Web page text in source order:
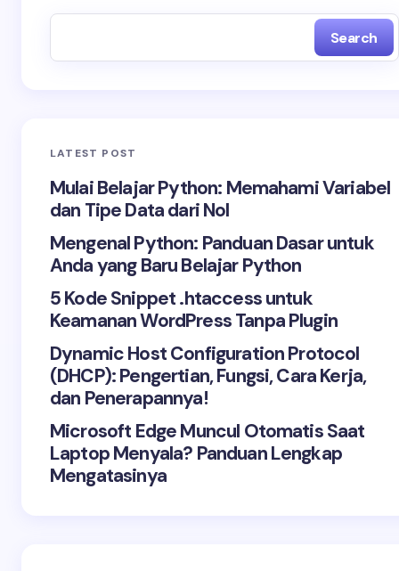
Search
LATEST POST
Mulai Belajar Python: Memahami Variabel
dan Tipe Data dari Nol
Mengenal Python: Panduan Dasar untuk
Anda yang Baru Belajar Python
5 Kode Snippet .htaccess untuk
Keamanan WordPress Tanpa Plugin
Dynamic Host Configuration Protocol
(DHCP): Pengertian, Fungsi, Cara Kerja,
dan Penerapannya!
Microsoft Edge Muncul Otomatis Saat
Laptop Menyala? Panduan Lengkap
Mengatasinya